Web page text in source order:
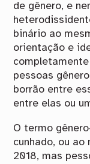
de gênero, e
binário ao
orientação e
pessoas
borrão entre
entre elas ou
O termo
cunhado, ou
2018, mas